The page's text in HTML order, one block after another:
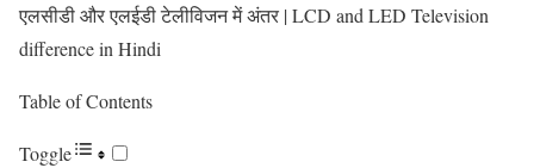
एलसीडी और एलईडी टेलीविजन में अंतर | LCD and LED Television
difference in Hindi
Table of Contents
Toggle